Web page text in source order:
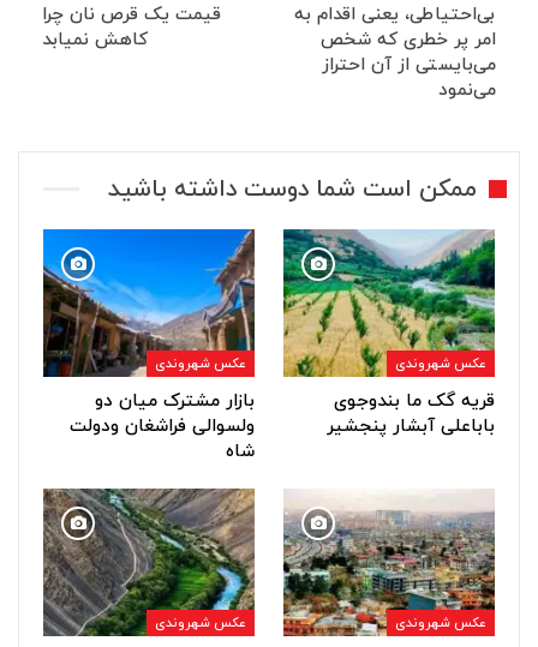
بی‌احتیاطی، یعنی اقدام به
امر پر خطری که شخص
می‌بایستی از آن احتراز
می‌نمود
قیمت یک قرص نان چرا
کاهش نمیابد
ممکن است شما دوست داشته باشید
عکس شهروندی
قریه گک ما بندوجوی
باباعلی آبشار پنجشیر
عکس شهروندی
بازار مشترک میان دو
ولسوالی فراشغان ودولت
شاه
عکس شهروندی عکس شهروندی